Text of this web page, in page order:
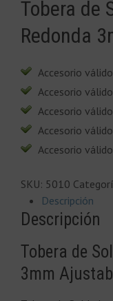
Tobera de
Redonda
Accesorio
Accesorio
Accesorio
Accesorio
Accesorio
SKU: 5010
Descripción
Descripción
Tobera de
3mm